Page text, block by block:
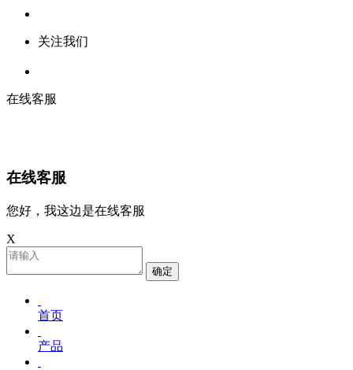
关注我们
在线客服
在线客服
您好，我这边是在线客服
X
确定
首页
产品